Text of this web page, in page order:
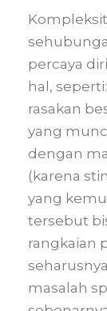
percaya
hal,
rasakan
yang
dengan
(karena
yang
tersebut
rangkaian
masalah